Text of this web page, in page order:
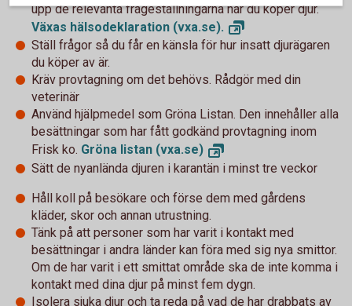
upp de relevanta frågeställningarna när du köper djur.
Växas hälsodeklaration (vxa.se).
Ställ frågor så du får en känsla för hur insatt djurägaren
du köper av är.
Kräv provtagning om det behövs. Rådgör med din
veterinär
Använd hjälpmedel som Gröna Listan. Den innehåller alla
besättningar som har fått godkänd provtagning inom
Frisk ko. Gröna listan (vxa.se)
Sätt de nyanlända djuren i karantän i minst tre veckor
Håll koll på besökare och förse dem med gårdens
kläder, skor och annan utrustning.
Tänk på att personer som har varit i kontakt med
besättningar i andra länder kan föra med sig nya smittor.
Om de har varit i ett smittat område ska de inte komma i
kontakt med dina djur på minst fem dygn.
Isolera sjuka djur och ta reda på vad de har drabbats av